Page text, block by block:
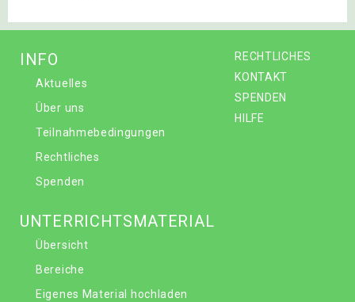
RECHTLICHES
KONTAKT
SPENDEN
HILFE
INFO
Aktuelles
Über uns
Teilnahmebedingungen
Rechtliches
Spenden
UNTERRICHTSMATERIAL
Übersicht
Bereiche
Eigenes Material hochladen